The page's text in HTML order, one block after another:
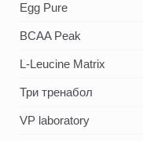
Egg Pure
BCAA Peak
L-Leucine Matrix
Три тренабол
VP laboratory